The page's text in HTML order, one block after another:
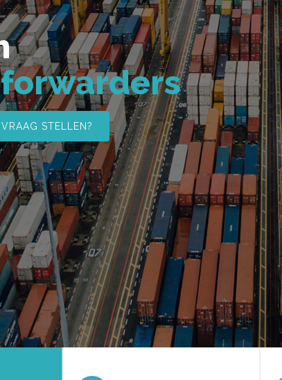
VRAAG STELLEN?